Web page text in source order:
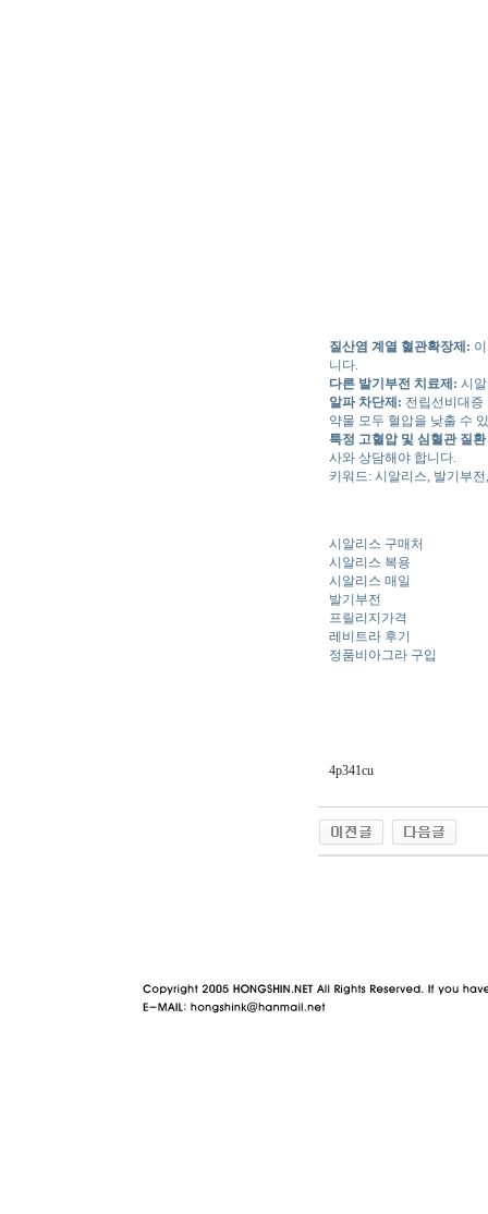
질산염 계열 혈관확장제:
니다.
다른 발기부전 치료제: 시
알파 차단제: 전립선비대증
약물 모두 혈압을 낮출 수
특정 고혈압 및 심혈관 질
사와 상담해야 합니다.
키워드: 시알리스, 발기부
시알리스 구매처
시알리스 복용
시알리스 매일
발기부전
프릴리지가격
레비트라 후기
정품비아그라 구입
4p341cu